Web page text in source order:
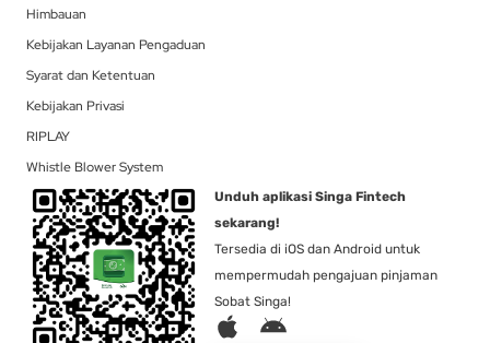
Himbauan
Kebijakan Layanan Pengaduan
Syarat dan Ketentuan
Kebijakan Privasi
RIPLAY
Whistle Blower System
Unduh aplikasi Singa Fintech
sekarang!
Tersedia di iOS dan Android untuk
mempermudah pengajuan pinjaman
Sobat Singa!
A
A